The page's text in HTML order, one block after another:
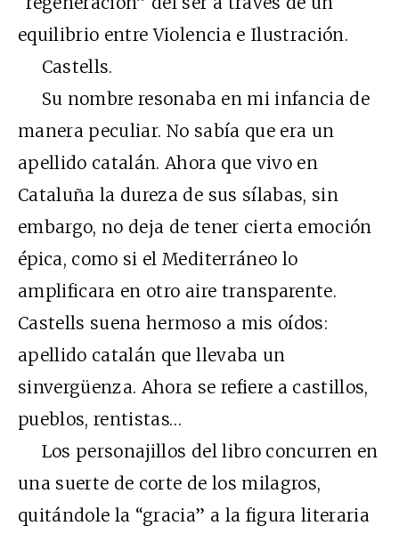
equilibrio entre Violencia e Ilustración.
Castells.
Su nombre resonaba en mi infancia de
manera peculiar. No sabía que era un
apellido catalán. Ahora que vivo en
Cataluña la dureza de sus sílabas, sin
embargo, no deja de tener cierta emoción
épica, como si el Mediterráneo lo
amplificara en otro aire transparente.
Castells suena hermoso a mis oídos:
apellido catalán que llevaba un
sinvergüenza. Ahora se refiere a castillos,
pueblos, rentistas…
Los personajillos del libro concurren en
una suerte de corte de los milagros,
quitándole la “gracia” a la figura literaria